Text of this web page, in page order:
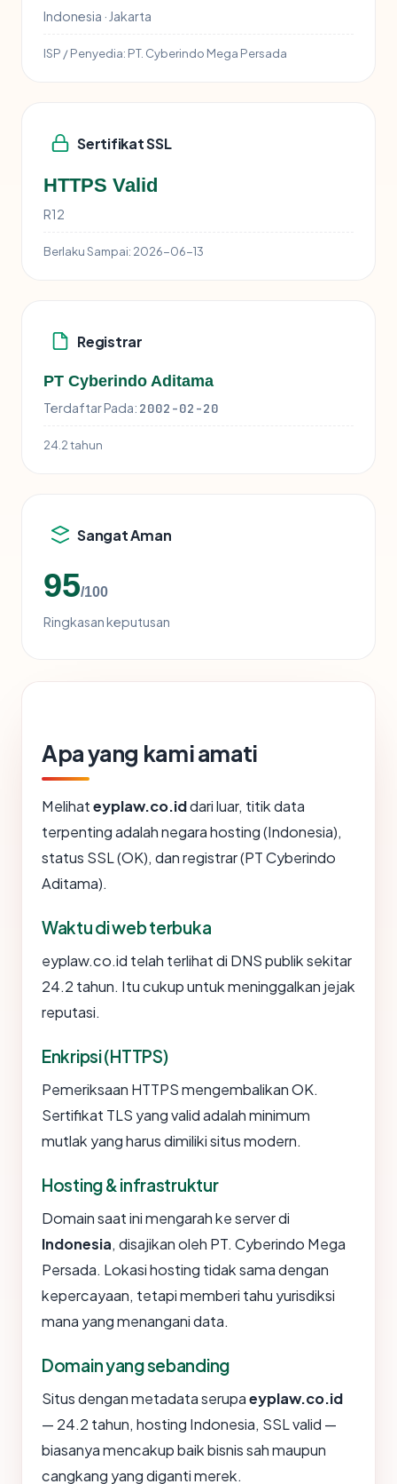
Indonesia · Jakarta
ISP / Penyedia: PT. Cyberindo Mega Persada
Sertifikat SSL
HTTPS Valid
R12
Berlaku Sampai: 2026-06-13
Registrar
PT Cyberindo Aditama
Terdaftar Pada: 2002-02-20
24.2 tahun
Sangat Aman
95/100
Ringkasan keputusan
Apa yang kami amati
Melihateyplaw.co.iddari luar, titik data
terpenting adalah negara hosting (Indonesia),
status SSL (OK), dan registrar (PT Cyberindo
Aditama).
Waktu di web terbuka
eyplaw.co.id telah terlihat di DNS publik sekitar
24.2 tahun. Itu cukup untuk meninggalkan jejak
reputasi.
Enkripsi (HTTPS)
Pemeriksaan HTTPS mengembalikan OK.
Sertifikat TLS yang valid adalah minimum
mutlak yang harus dimiliki situs modern.
Hosting & infrastruktur
Domain saat ini mengarah ke server di
Indonesia, disajikan oleh PT. Cyberindo Mega
Persada. Lokasi hosting tidak sama dengan
kepercayaan, tetapi memberi tahu yurisdiksi
mana yang menangani data.
Domain yang sebanding
Situs dengan metadata serupaeyplaw.co.id
— 24.2 tahun, hosting Indonesia, SSL valid —
biasanya mencakup baik bisnis sah maupun
cangkang yang diganti merek.